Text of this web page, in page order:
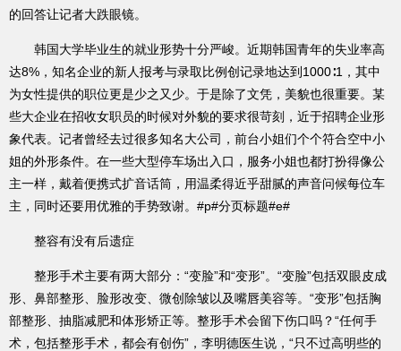
的回答让记者大跌眼镜。
韩国大学毕业生的就业形势十分严峻。近期韩国青年的失业率高
达8%，知名企业的新人报考与录取比例创记录地达到1000∶1，其中
为女性提供的职位更是少之又少。于是除了文凭，美貌也很重要。某
些大企业在招收女职员的时候对外貌的要求很苛刻，近于招聘企业形
象代表。记者曾经去过很多知名大公司，前台小姐们个个符合空中小
姐的外形条件。在一些大型停车场出入口，服务小姐也都打扮得像公
主一样，戴着便携式扩音话筒，用温柔得近乎甜腻的声音问候每位车
主，同时还要用优雅的手势致谢。#p#分页标题#e#
整容有没有后遗症
整形手术主要有两大部分：“变脸”和“变形”。“变脸”包括双眼皮成
形、鼻部整形、脸形改变、微创除皱以及嘴唇美容等。“变形”包括胸
部整形、抽脂减肥和体形矫正等。整形手术会留下伤口吗？“任何手
术，包括整形手术，都会有创伤”，李明德医生说，“只不过高明些的